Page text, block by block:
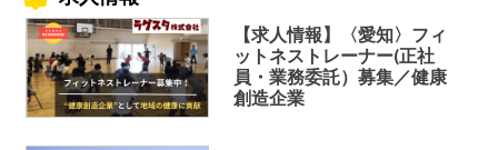
【求人情報】〈愛知〉フィ
ットネストレーナー(正社
員・業務委託）募集／健康
創造企業